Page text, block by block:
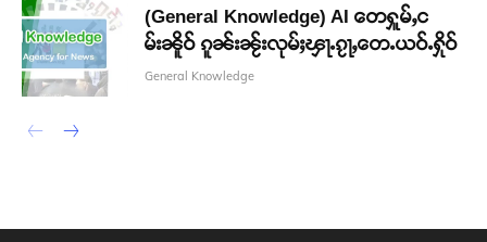
(General Knowledge) AI တေႁူမ်ႇင
မ်းၼိူဝ် ၵူၼ်းၼႂ်းလုမ်ႈၾႃႉၵႂႃႇတေႉယဝ်ႉႁိုဝ်
General Knowledge